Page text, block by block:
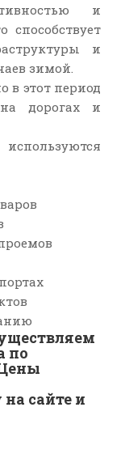
и
способствует
и
зимой.
в этот период
дорогах и
по
сайте и